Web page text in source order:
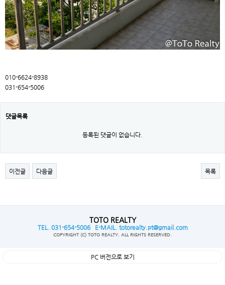
010-6624-8938
031-654-5006
댓글목록
등록된 댓글이 없습니다.
이전글 다음글 목록
TOTO REALTY
TEL. 031-654-5006 E-MAIL. totorealty.pt@gmail.com
COPYRIGHT (C) TOTO REALTY. ALL RIGHTS RESERVED.
PC 버전으로 보기